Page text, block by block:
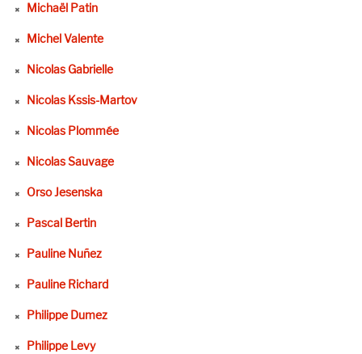
Michaël Patin
Michel Valente
Nicolas Gabrielle
Nicolas Kssis-Martov
Nicolas Plommée
Nicolas Sauvage
Orso Jesenska
Pascal Bertin
Pauline Nuñez
Pauline Richard
Philippe Dumez
Philippe Levy